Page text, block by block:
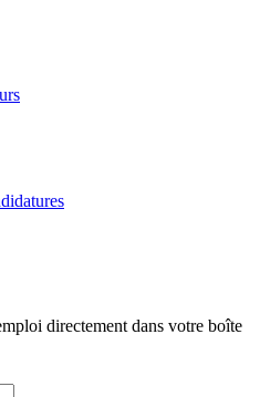
directement dans votre boîte